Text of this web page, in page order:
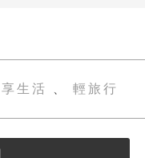
享生活 、 輕旅行